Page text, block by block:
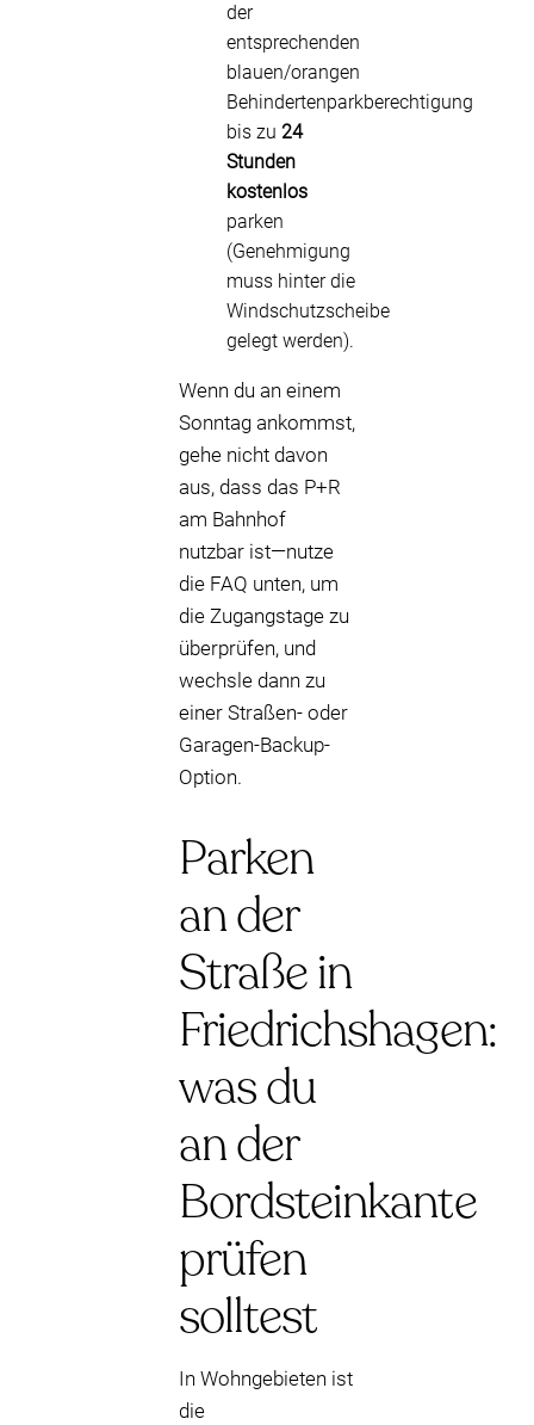
der
entsprechenden
blauen/orangen
Behindertenparkberechtigung
bis zu 24
Stunden
kostenlos
parken
(Genehmigung
muss hinter die
Windschutzscheibe
gelegt werden).
Wenn du an einem
Sonntag ankommst,
gehe nicht davon
aus, dass das P+R
am Bahnhof
nutzbar ist—nutze
die FAQ unten, um
die Zugangstage zu
überprüfen, und
wechsle dann zu
einer Straßen- oder
Garagen-Backup-
Option.
Parken
an der
Straße in
Friedrichshagen:
was du
an der
Bordsteinkante
prüfen
solltest
In Wohngebieten ist
die